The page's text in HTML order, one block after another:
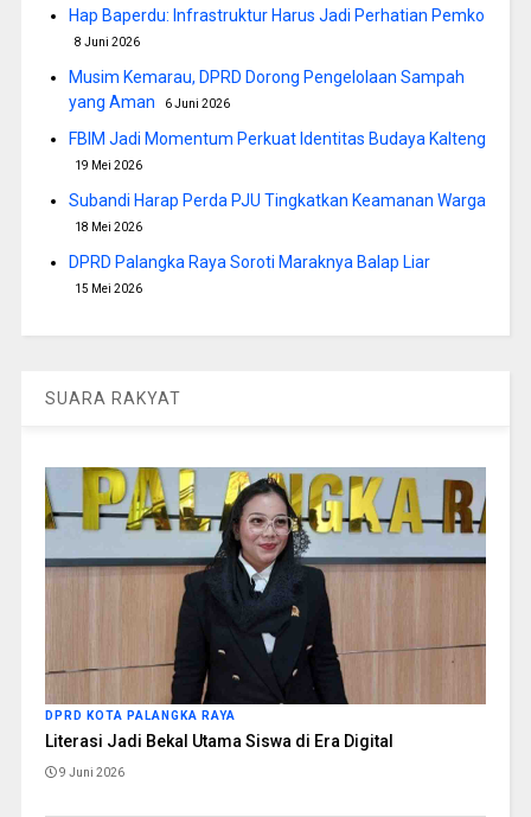
Hap Baperdu: Infrastruktur Harus Jadi Perhatian Pemko
8 Juni 2026
Musim Kemarau, DPRD Dorong Pengelolaan Sampah
yang Aman
6 Juni 2026
FBIM Jadi Momentum Perkuat Identitas Budaya Kalteng
19 Mei 2026
Subandi Harap Perda PJU Tingkatkan Keamanan Warga
18 Mei 2026
DPRD Palangka Raya Soroti Maraknya Balap Liar
15 Mei 2026
SUARA RAKYAT
DPRD KOTA PALANGKA RAYA
Literasi Jadi Bekal Utama Siswa di Era Digital
9 Juni 2026